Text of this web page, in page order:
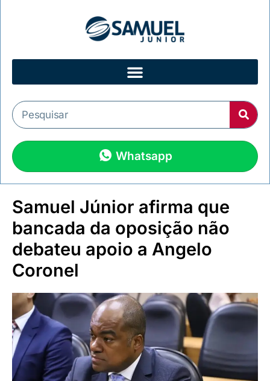
Whatsapp
Samuel Júnior afirma que
bancada da oposição não
debateu apoio a Angelo
Coronel